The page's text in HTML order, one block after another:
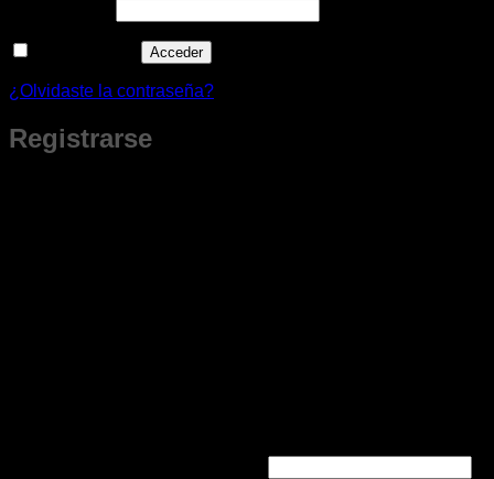
Acceder
¿Olvidaste la contraseña?
Registrarse